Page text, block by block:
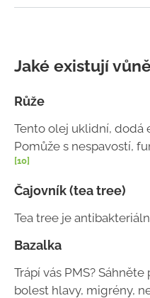
Jaké existují
Růže
Tento olej uklidní, dodá
Pomůže s nespavostí,
[10]
Čajovník (tea tree)
Tea tree je
Bazalka
Trápí vás PMS?
bolest hlavy, migrény,